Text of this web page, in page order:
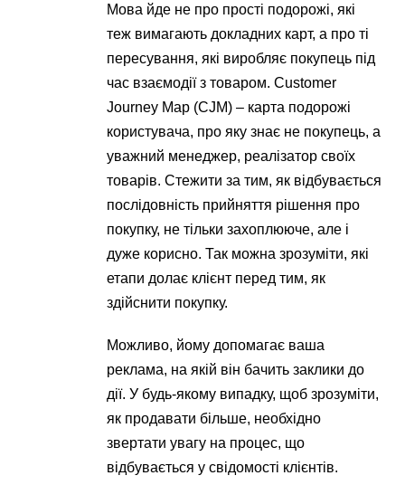
Мова йде не про прості подорожі, які
теж вимагають докладних карт, а про ті
пересування, які виробляє покупець під
час взаємодії з товаром. Customer
Journey Map (CJM) – карта подорожі
користувача, про яку знає не покупець, а
уважний менеджер, реалізатор своїх
товарів. Стежити за тим, як відбувається
послідовність прийняття рішення про
покупку, не тільки захоплююче, але і
дуже корисно. Так можна зрозуміти, які
етапи долає клієнт перед тим, як
здійснити покупку.
Можливо, йому допомагає ваша
реклама, на якій він бачить заклики до
дії. У будь-якому випадку, щоб зрозуміти,
як продавати більше, необхідно
звертати увагу на процес, що
відбувається у свідомості клієнтів.